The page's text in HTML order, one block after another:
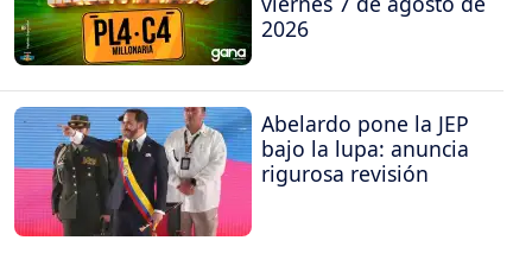
2026
Abelardo pone la JEP
bajo la lupa: anuncia
rigurosa revisión